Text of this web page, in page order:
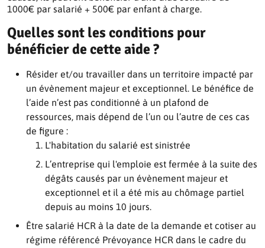
1000€ par salarié + 500€ par enfant à charge.
Quelles sont les conditions pour
bénéficier de cette aide ?
Résider et/ou travailler dans un territoire impacté par
un évènement majeur et exceptionnel. Le bénéfice de
l’aide n’est pas conditionné à un plafond de
ressources, mais dépend de l’un ou l’autre de ces cas
de figure :
L'habitation du salarié est sinistrée
L’entreprise qui l'emploie est fermée à la suite des
dégâts causés par un évènement majeur et
exceptionnel et il a été mis au chômage partiel
depuis au moins 10 jours.
Être salarié HCR à la date de la demande et cotiser au
régime référencé Prévoyance HCR dans le cadre du